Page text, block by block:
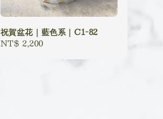
祝賀盆花｜藍色系｜C1-82
Regular
NT$ 2,200